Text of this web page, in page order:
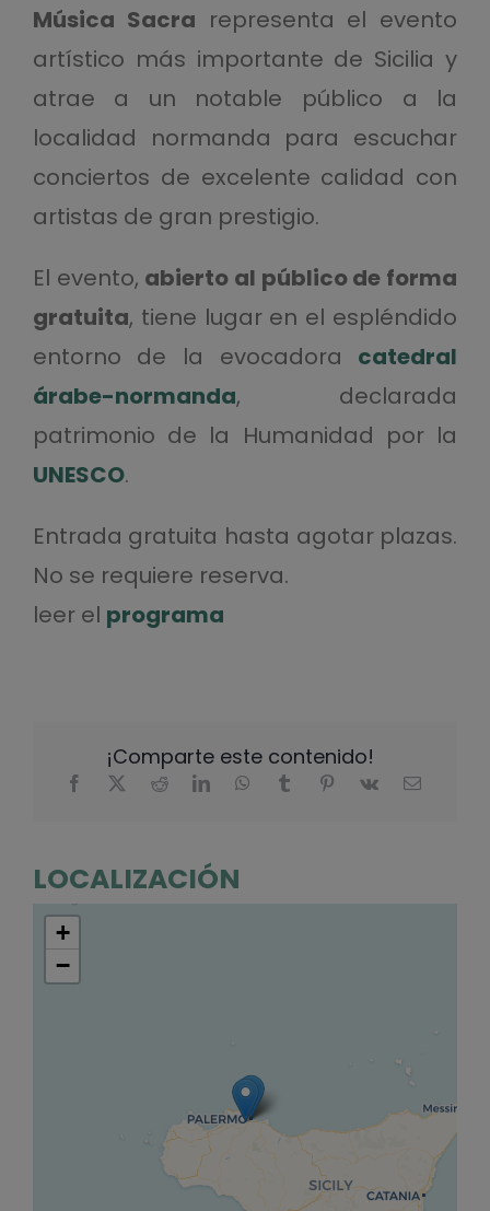
Música Sacra representa el evento
artístico más importante de Sicilia y
atrae a un notable público a la
localidad normanda para escuchar
conciertos de excelente calidad con
artistas de gran prestigio.
El evento, abierto al público de forma
gratuita, tiene lugar en el espléndido
entorno de la evocadora catedral
árabe-normanda, declarada
patrimonio de la Humanidad por la
UNESCO.
Entrada gratuita hasta agotar plazas.
No se requiere reserva.
leer el programa
¡Comparte este contenido!
LOCALIZACIÓN
+
−